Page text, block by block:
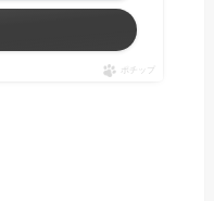
ポチップ